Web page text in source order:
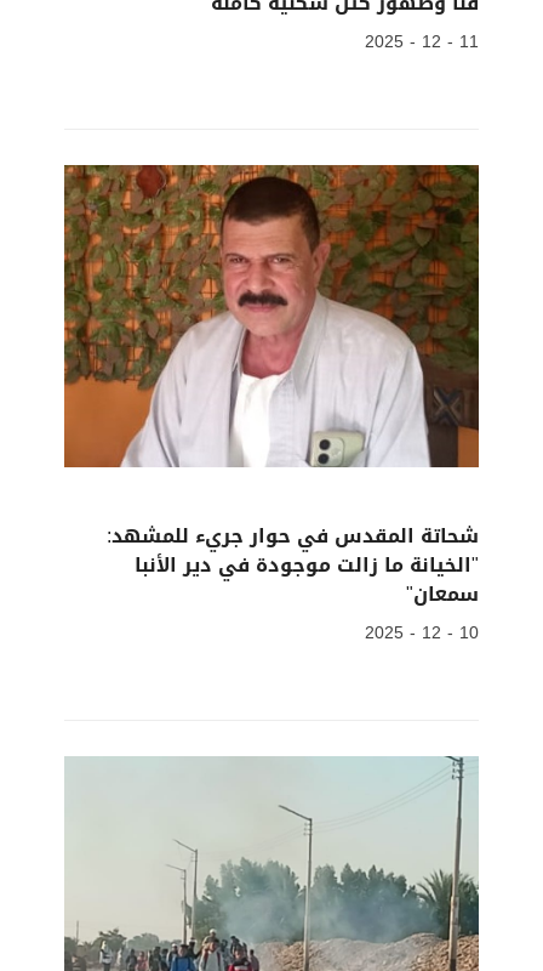
11 - 12 - 2025
شحاتة المقدس في حوار جريء للمشهد:
"الخيانة ما زالت موجودة في دير الأنبا
سمعان"
10 - 12 - 2025